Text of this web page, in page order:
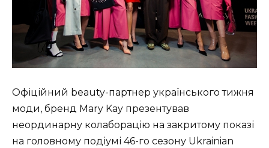
Офіційний beauty-партнер українського тижня
моди, бренд Mary Kay презентував
неординарну колаборацію на закритому показі
на головному подіумі 46-го сезону Ukrainian